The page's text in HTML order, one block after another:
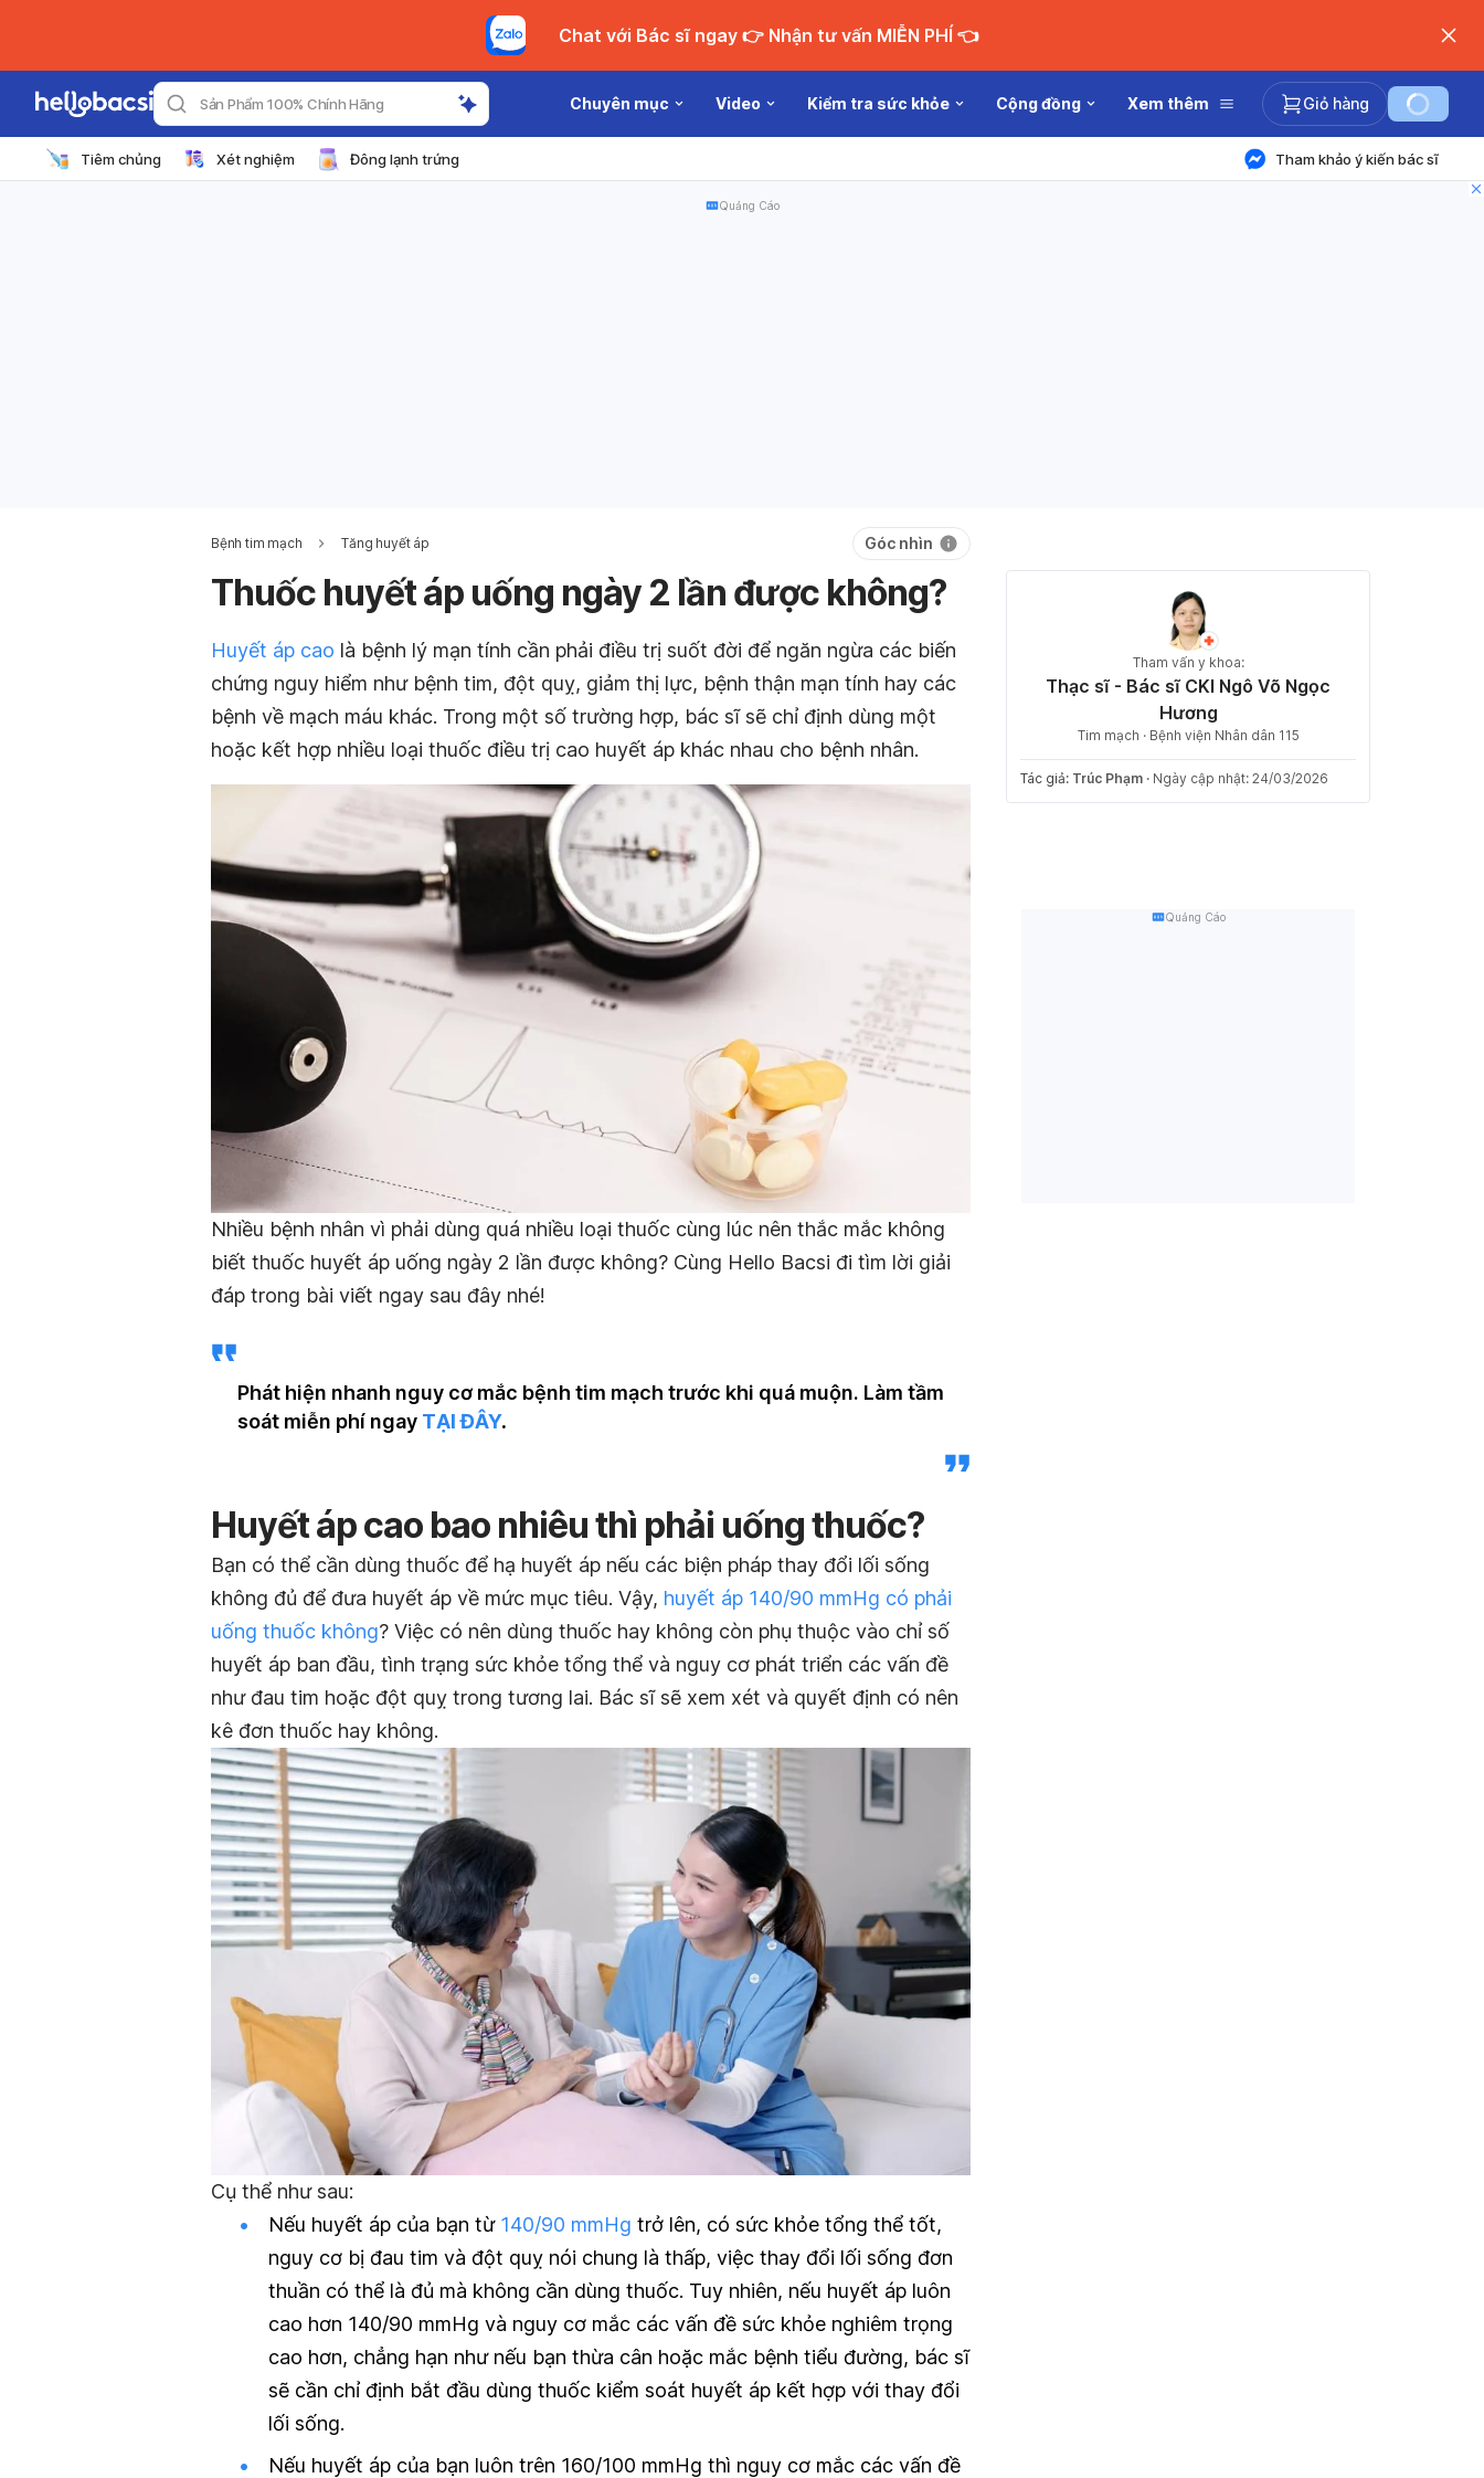
Chat với Bác sĩ ngay 👉 Nhận tư vấn MIỄN PHÍ 👈
Sản Phẩm 100% Chính Hãng Chuyên mục Video Kiểm tra sức khỏe Cộng đồng Xem thêm Giỏ hàng
Tiêm chủng Xét nghiệm Đông lạnh trứng Tham khảo ý kiến bác sĩ
Quảng Cáo
Bệnh tim mạch Tăng huyết áp Góc nhìn
Thuốc huyết áp uống ngày 2 lần được không?
Huyết áp cao là bệnh lý mạn tính cần phải điều trị suốt đời để ngăn ngừa các biến
chứng nguy hiểm như bệnh tim, đột quỵ, giảm thị lực, bệnh thận mạn tính hay các
bệnh về mạch máu khác. Trong một số trường hợp, bác sĩ sẽ chỉ định dùng một
hoặc kết hợp nhiều loại thuốc điều trị cao huyết áp khác nhau cho bệnh nhân.
Nhiều bệnh nhân vì phải dùng quá nhiều loại thuốc cùng lúc nên thắc mắc không
biết thuốc huyết áp uống ngày 2 lần được không? Cùng Hello Bacsi đi tìm lời giải
đáp trong bài viết ngay sau đây nhé!
Phát hiện nhanh nguy cơ mắc bệnh tim mạch trước khi quá muộn. Làm tầm
soát miễn phí ngay TẠI ĐÂY.
Huyết áp cao bao nhiêu thì phải uống thuốc?
Bạn có thể cần dùng thuốc để hạ huyết áp nếu các biện pháp thay đổi lối sống
không đủ để đưa huyết áp về mức mục tiêu. Vậy, huyết áp 140/90 mmHg có phải
uống thuốc không? Việc có nên dùng thuốc hay không còn phụ thuộc vào chỉ số
huyết áp ban đầu, tình trạng sức khỏe tổng thể và nguy cơ phát triển các vấn đề
như đau tim hoặc đột quỵ trong tương lai. Bác sĩ sẽ xem xét và quyết định có nên
kê đơn thuốc hay không.
Cụ thể như sau:
Nếu huyết áp của bạn từ 140/90 mmHg trở lên, có sức khỏe tổng thể tốt,
nguy cơ bị đau tim và đột quỵ nói chung là thấp, việc thay đổi lối sống đơn
thuần có thể là đủ mà không cần dùng thuốc. Tuy nhiên, nếu huyết áp luôn
cao hơn 140/90 mmHg và nguy cơ mắc các vấn đề sức khỏe nghiêm trọng
cao hơn, chẳng hạn như nếu bạn thừa cân hoặc mắc bệnh tiểu đường, bác sĩ
sẽ cần chỉ định bắt đầu dùng thuốc kiểm soát huyết áp kết hợp với thay đổi
lối sống.
Nếu huyết áp của bạn luôn trên 160/100 mmHg thì nguy cơ mắc các vấn đề
Tham vấn y khoa:
Thạc sĩ - Bác sĩ CKI Ngô Võ Ngọc
Hương
Tim mạch · Bệnh viện Nhân dân 115
Tác giả: Trúc Phạm · Ngày cập nhật: 24/03/2026
Quảng Cáo